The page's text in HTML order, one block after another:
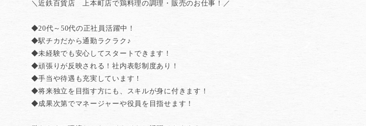
＼近鉄百貨店 上本町店で鶏料理の調理・販売のお仕事！／
◆20代～50代の正社員活躍中！
◆駅チカだから通勤ラクラク♪
◆未経験でも安心してスタートできます！
◆頑張りが反映される！社内表彰制度あり！
◆手当や待遇も充実しています！
◆将来独立を目指す方にも、スキルが身に付きます！
◆成果次第でマネージャーや役員を目指せます！